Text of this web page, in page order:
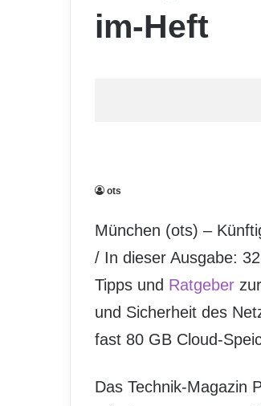
im-Heft
ots
München (ots) –
/ In dieser Ausgabe:
Tipps und Ratgeber
und Sicherheit des
fast 80 GB Cloud-
Das Technik-Magazin